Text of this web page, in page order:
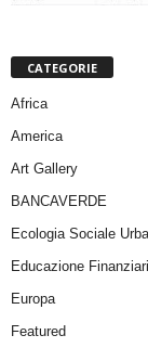
CATEGORIE
Africa
America
Art Gallery
BANCAVERDE
Ecologia Sociale
Educazione
Europa
Featured